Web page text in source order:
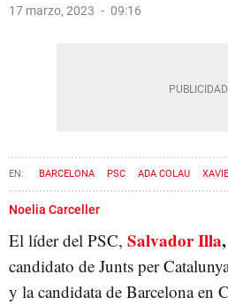
17 marzo, 2023 09:16
BARCELONA PSC ADA COLAU
ELECCIONES MUNICIPALES
Noelia Carceller
El líder del PSC, Salvador Illa,
candidato de Junts per
y la candidata de Barcelona en